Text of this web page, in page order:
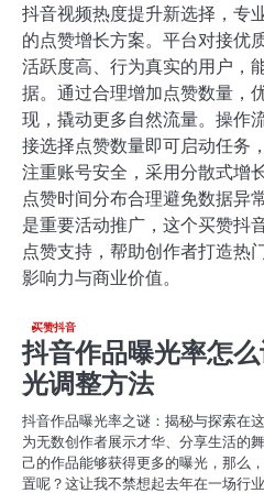
抖音视频热度提升新选择，专
的点赞增长方案。平台对接优
活跃度高、行为真实的用户，
据。通过合理增加点赞数量，
现，撬动更多自然流量。操作
接选择点赞数量即可启动任务
注重账号安全，采用分散式增
点赞时间分布合理避免数据异
是重要活动推广，这个买赞抖
点赞支持，帮助创作者打造热
影响力与商业价值。
买赞抖音
抖音作品曝光率怎
光调整方法
抖音作品曝光率之谜：揭秘与探索在
为无数创作者展示才华、分享生活的
己的作品能够获得更多的曝光，那么
置呢？这让我不禁想起去年在一场行